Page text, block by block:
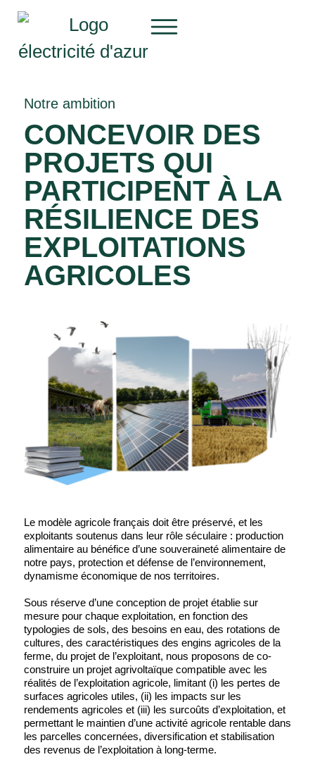
Notre ambition
CONCEVOIR DES
PROJETS QUI
PARTICIPENT À LA
RÉSILIENCE DES
EXPLOITATIONS
AGRICOLES
Le modèle agricole français doit être préservé, et les
exploitants soutenus dans leur rôle séculaire : production
alimentaire au bénéfice d’une souveraineté alimentaire de
notre pays, protection et défense de l’environnement,
dynamisme économique de nos territoires.
Sous réserve d’une conception de projet établie sur
mesure pour chaque exploitation, en fonction des
typologies de sols, des besoins en eau, des rotations de
cultures, des caractéristiques des engins agricoles de la
ferme, du projet de l’exploitant, nous proposons de co-
construire un projet agrivoltaïque compatible avec les
réalités de l’exploitation agricole, limitant (i) les pertes de
surfaces agricoles utiles, (ii) les impacts sur les
rendements agricoles et (iii) les surcoûts d’exploitation, et
permettant le maintien d’une activité agricole rentable dans
les parcelles concernées, diversification et stabilisation
des revenus de l’exploitation à long-terme.